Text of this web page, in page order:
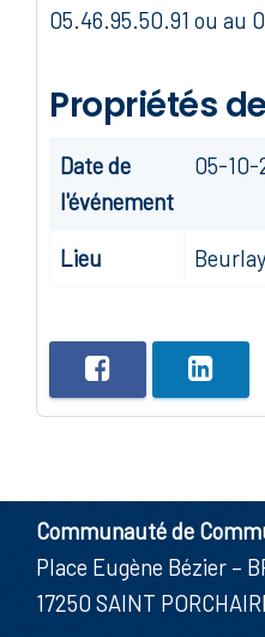
05.46.95.50.91 ou au
Propriétés
Date de
l'événement
05-10-
Lieu Beurlay
Communauté de
Place Eugène Bézier –
17250 SAINT